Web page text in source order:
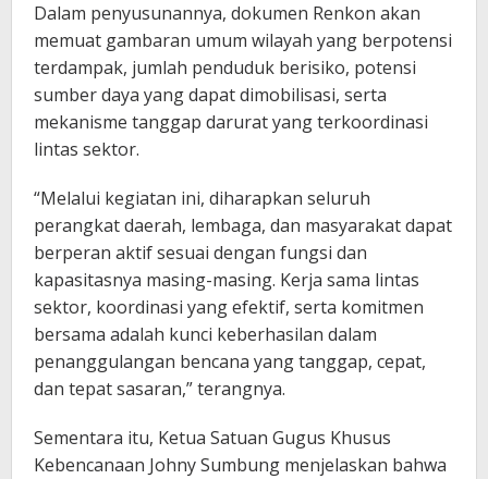
Dalam penyusunannya, dokumen Renkon akan
memuat gambaran umum wilayah yang berpotensi
terdampak, jumlah penduduk berisiko, potensi
sumber daya yang dapat dimobilisasi, serta
mekanisme tanggap darurat yang terkoordinasi
lintas sektor.
“Melalui kegiatan ini, diharapkan seluruh
perangkat daerah, lembaga, dan masyarakat dapat
berperan aktif sesuai dengan fungsi dan
kapasitasnya masing-masing. Kerja sama lintas
sektor, koordinasi yang efektif, serta komitmen
bersama adalah kunci keberhasilan dalam
penanggulangan bencana yang tanggap, cepat,
dan tepat sasaran,” terangnya.
Sementara itu, Ketua Satuan Gugus Khusus
Kebencanaan Johny Sumbung menjelaskan bahwa